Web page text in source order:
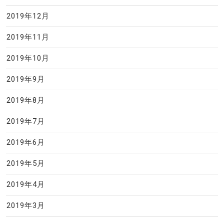
2019年12月
2019年11月
2019年10月
2019年9月
2019年8月
2019年7月
2019年6月
2019年5月
2019年4月
2019年3月